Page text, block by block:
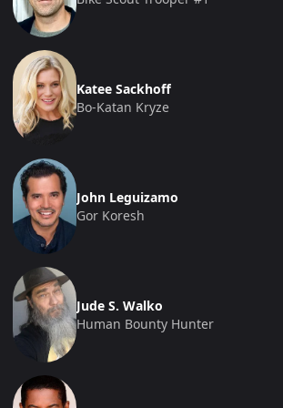
Katee Sackhoff
Bo-Katan Kryze
John Leguizamo
Gor Koresh
Jude S. Walko
Human Bounty Hunter